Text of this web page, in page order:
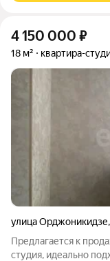
4 150 000 ₽
18 м² квартира-
улица Орджоникидзе,
Предлагается к
студия, идеально